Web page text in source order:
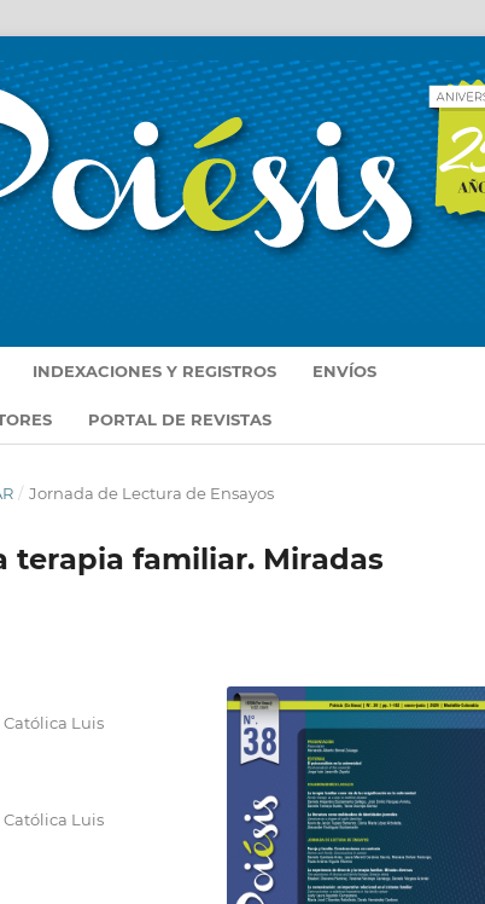
INDEXACIONES Y REGISTROS ENVÍOS
PORTAL DE REVISTAS
/ Jornada de Lectura de Ensayos
terapia familiar. Miradas
Luis
Luis